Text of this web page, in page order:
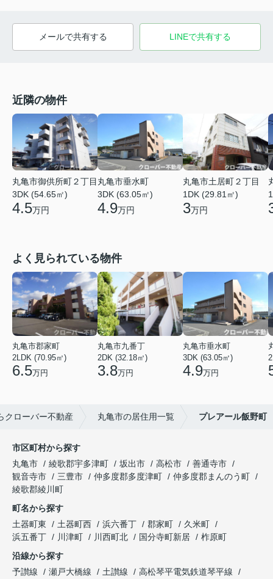
メールで共有する LINEで共有する
近隣の物件
丸亀市御供所町２丁目
3DK (54.65㎡)
4.5万円
丸亀市垂水町
3DK (63.05㎡)
4.9万円
丸亀市土居町２丁目
1DK (29.81㎡)
3万円
よく見られている物件
丸亀市郡家町
2LDK (70.95㎡)
6.5万円
丸亀市九番丁
2DK (32.18㎡)
3.8万円
丸亀市垂水町
3DK (63.05㎡)
4.9万円
クローバー不動産 丸亀市の居住用一覧 プレアール飯野町
市区町村から探す
丸亀市
綾歌郡宇多津町 坂出市 高松市
善通寺市
観音寺市
三豊市 仲多度郡多度津町
仲多度郡まんのう町
綾歌郡綾川町
町名から探す
土器町東
土器町西 浜六番丁 郡家町
久米町
浜五番丁
川津町 川西町北 国分寺町新居
柞原町
沿線から探す
予讃線
瀬戸大橋線 土讃線
高松琴平電気鉄道琴平線